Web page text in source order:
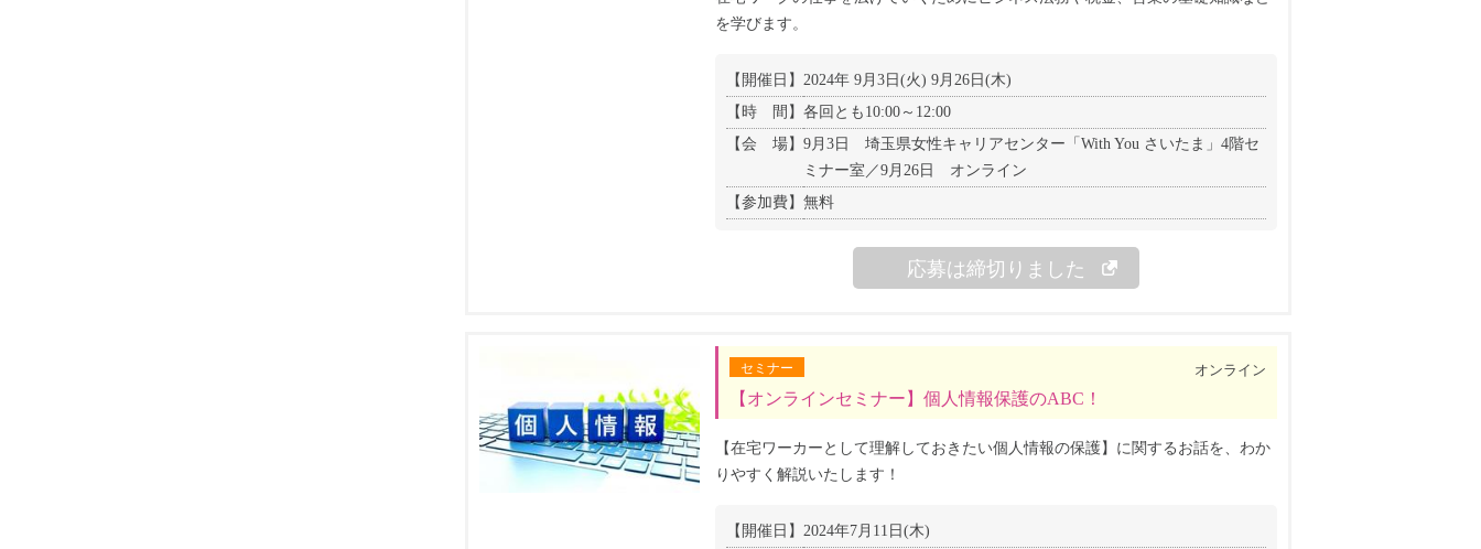
を学びます。
【開催日】 2024年 9月3日(火) 9月26日(木)
【時 間】 各回とも10:00～12:00
【会 場】 9月3日 埼玉県女性キャリアセンター「With You さいたま」4階セ
ミナー室／9月26日 オンライン
【参加費】 無料
応募は締切りました
セミナー オンライン
【オンラインセミナー】個人情報保護のABC！
【在宅ワーカーとして理解しておきたい個人情報の保護】に関するお話を、わか
りやすく解説いたします！
【開催日】 2024年7月11日(木)